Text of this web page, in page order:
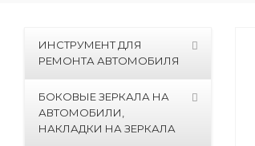
ИНСТРУМЕНТ ДЛЯ
РЕМОНТА АВТОМОБИЛЯ
БОКОВЫЕ ЗЕРКАЛА НА
АВТОМОБИЛИ,
НАКЛАДКИ НА ЗЕРКАЛА